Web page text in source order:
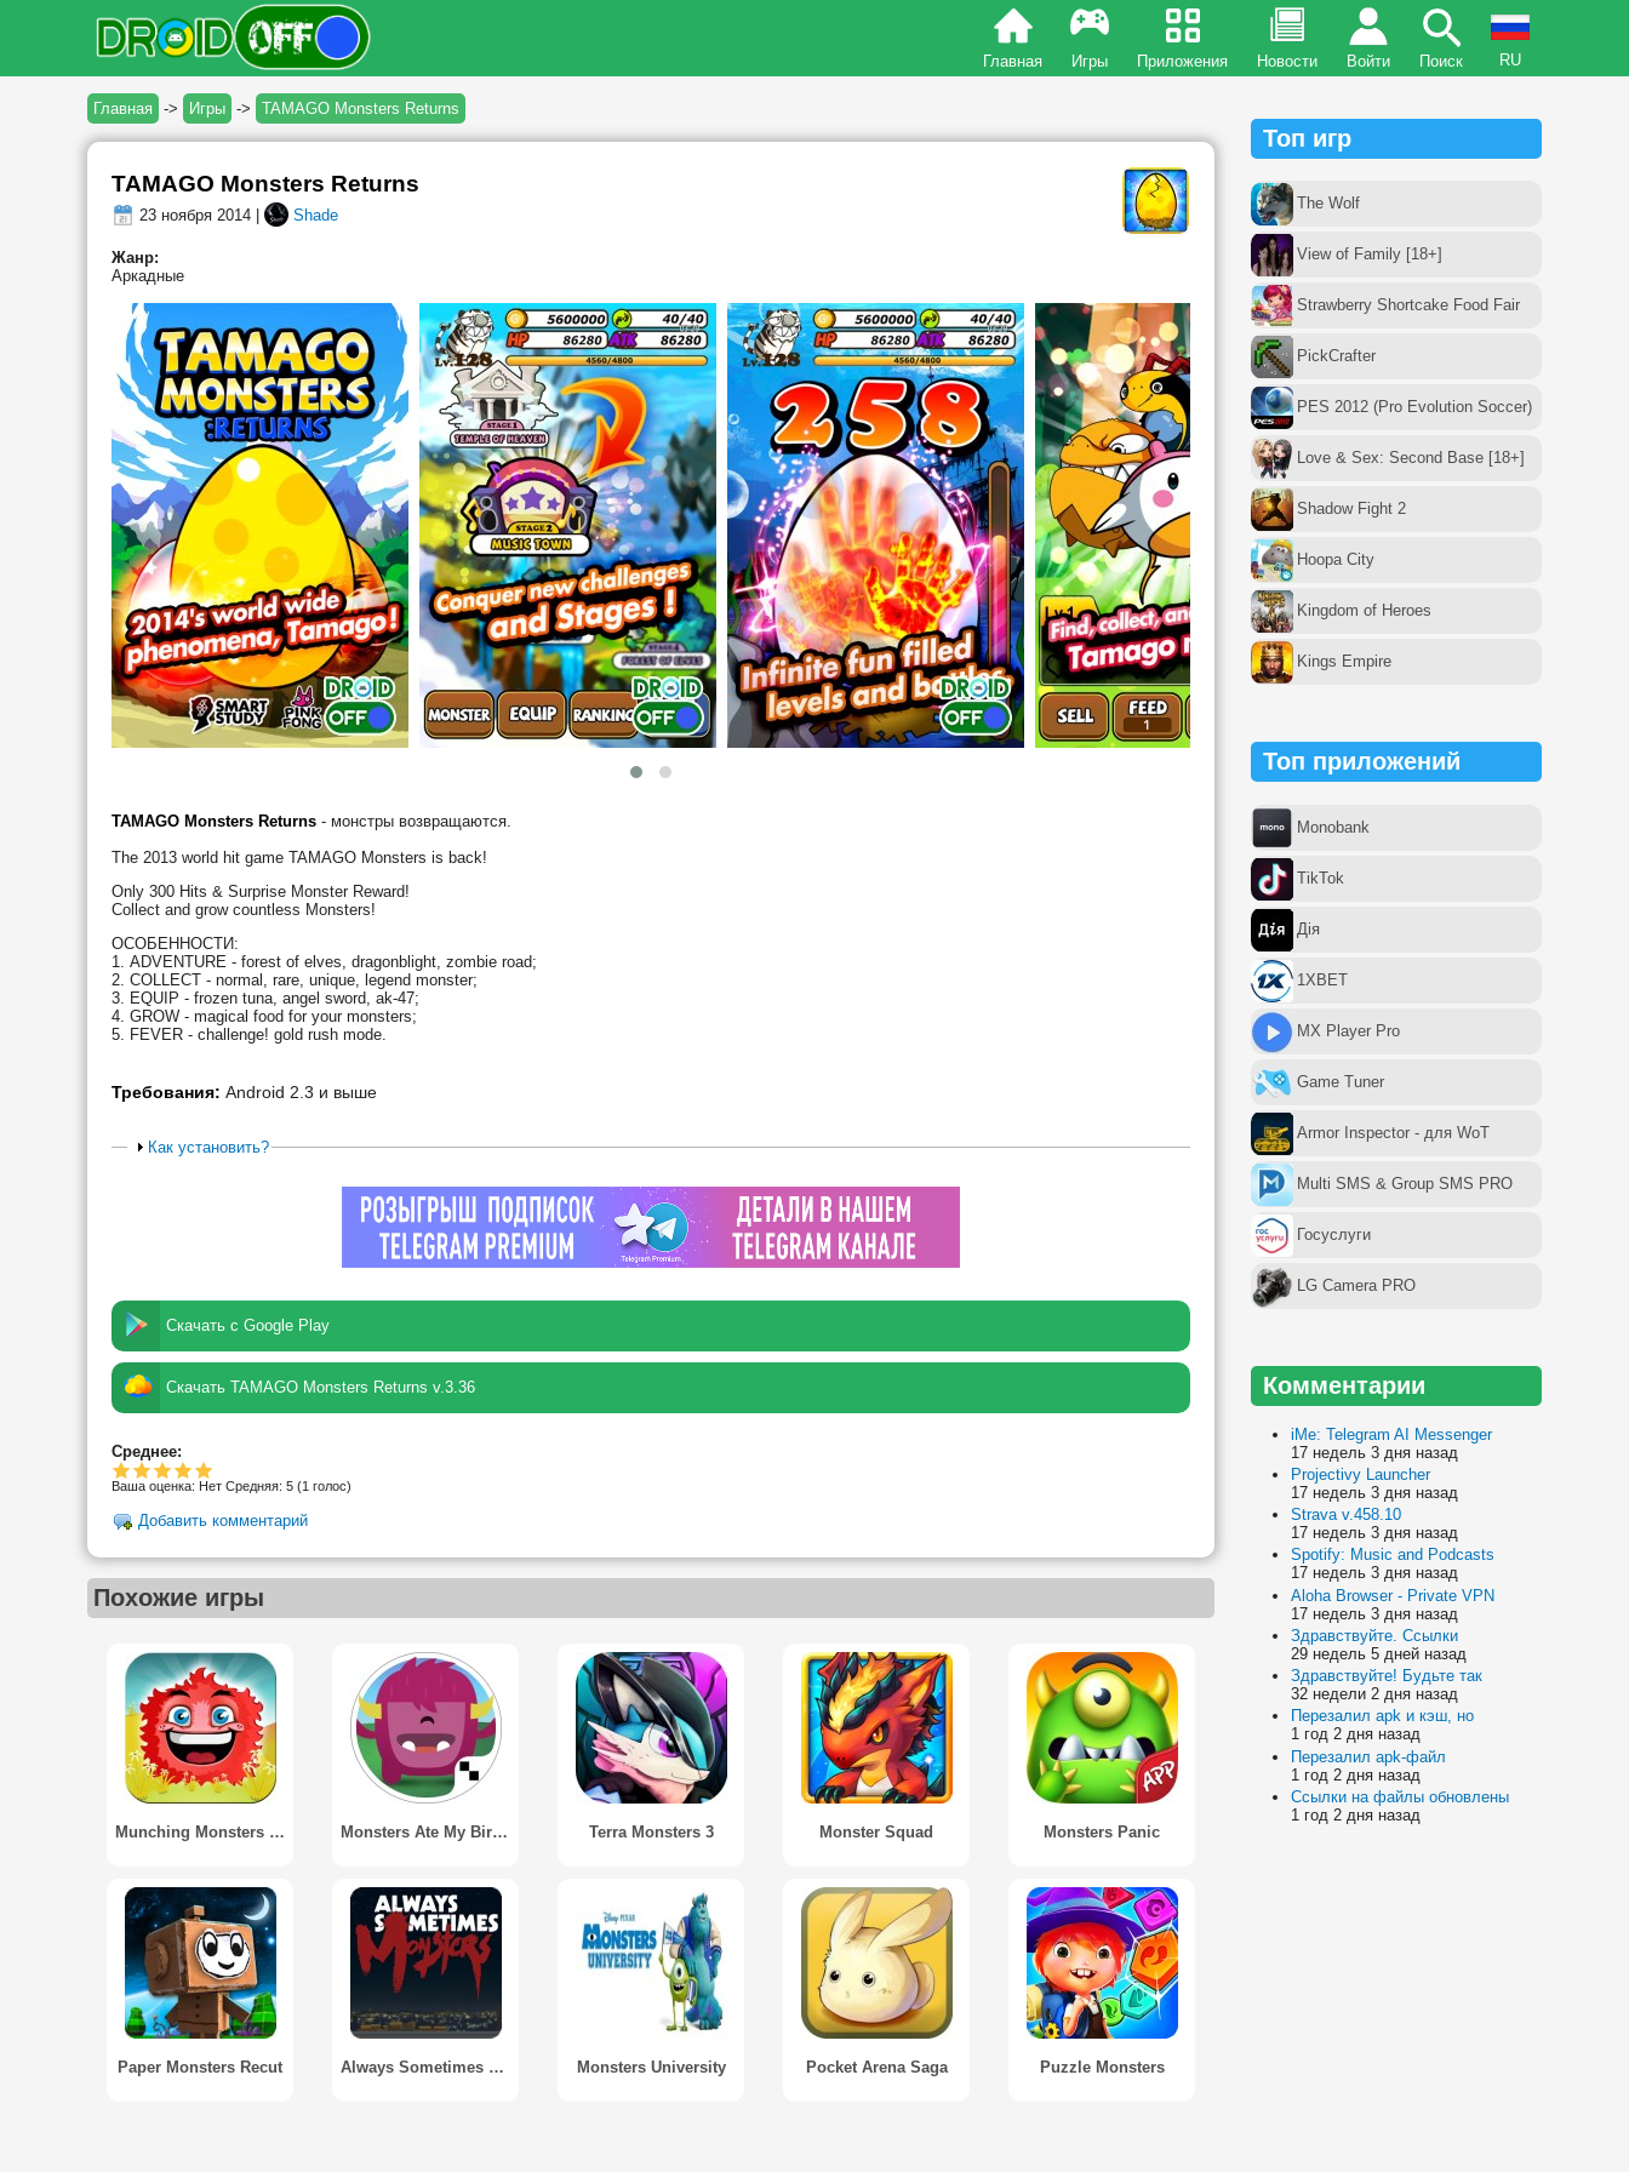
Главная Игры Приложения Новости Войти Поиск RU
Главная -> Игры -> TAMAGO Monsters Returns
TAMAGO Monsters Returns
23 ноября 2014 | Shade
Жанр:
Аркадные
TAMAGO Monsters Returns - монстры возвращаются.
The 2013 world hit game TAMAGO Monsters is back!
Only 300 Hits & Surprise Monster Reward!
Collect and grow countless Monsters!
ОСОБЕННОСТИ:
1. ADVENTURE - forest of elves, dragonblight, zombie road;
2. COLLECT - normal, rare, unique, legend monster;
3. EQUIP - frozen tuna, angel sword, ak-47;
4. GROW - magical food for your monsters;
5. FEVER - challenge! gold rush mode.
Требования: Android 2.3 и выше
Как установить?
Скачать с Google Play
Скачать TAMAGO Monsters Returns v.3.36
Среднее:
Ваша оценка: Нет Средняя: 5 (1 голос)
Добавить комментарий
Похожие игры
Munching Monsters Lite Monsters Ate My Birthday Cake Terra Monsters 3 Monster Squad Monsters Panic
Paper Monsters Recut Always Sometimes Monsters Monsters University Pocket Arena Saga Puzzle Monsters
Топ игр
The Wolf
View of Family [18+]
Strawberry Shortcake Food Fair
PickCrafter
PES 2012 (Pro Evolution Soccer)
Love & Sex: Second Base [18+]
Shadow Fight 2
Hoopa City
Kingdom of Heroes
Kings Empire
Топ приложений
Monobank
TikTok
Дія
1XBET
MX Player Pro
Game Tuner
Armor Inspector - для WoT
Multi SMS & Group SMS PRO
Госуслуги
LG Camera PRO
Комментарии
iMe: Telegram AI Messenger
17 недель 3 дня назад
Projectivy Launcher
17 недель 3 дня назад
Strava v.458.10
17 недель 3 дня назад
Spotify: Music and Podcasts
17 недель 3 дня назад
Aloha Browser - Private VPN
17 недель 3 дня назад
Здравствуйте. Ссылки
29 недель 5 дней назад
Здравствуйте! Будьте так
32 недели 2 дня назад
Перезалил apk и кэш, но
1 год 2 дня назад
Перезалил apk-файл
1 год 2 дня назад
Ссылки на файлы обновлены
1 год 2 дня назад